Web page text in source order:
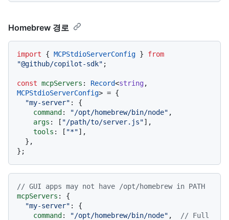
Homebrew 경로
import { MCPStdioServerConfig } from
"@github/copilot-sdk" ;
const mcpServers : Record<string
MCPStdioServerConfig> = {
"my-server" : {
command : "/opt/homebrew/bin/node" ,
args : [ "/path/to/server.js"],
tools : [ "*"],
// GUI apps may not have /opt/homebrew in PATH
mcpServers : {
"my-server" : {
command : "/opt/homebrew/bin/node" ,
// Full